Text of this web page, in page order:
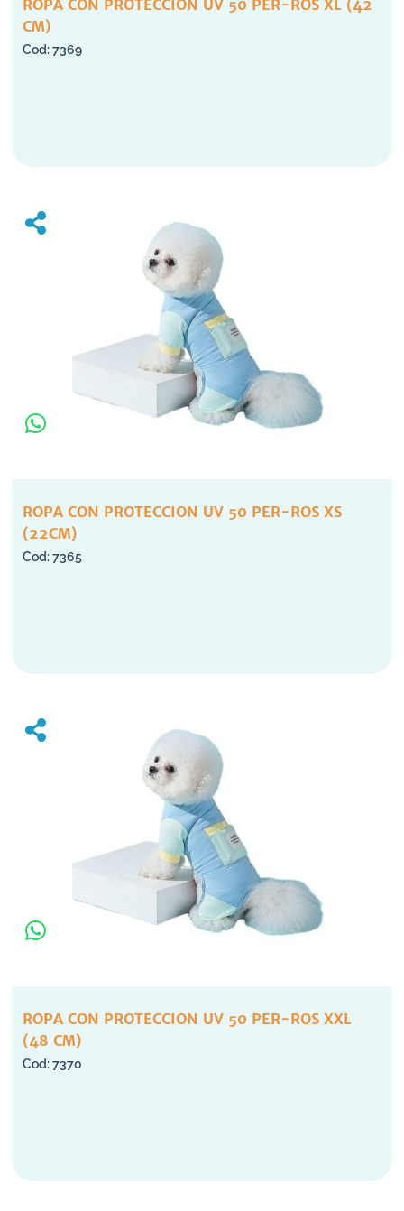
ROPA CON PROTECCION UV 50 PER-ROS XL (42
CM)
7369
ROPA CON PROTECCION UV 50 PER-ROS XS
(22CM)
7365
ROPA CON PROTECCION UV 50 PER-ROS XXL
(48 CM)
7370